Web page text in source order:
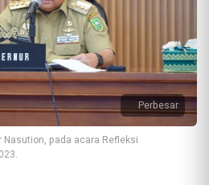
Perbesar
Nasution, pada acara Refleksi